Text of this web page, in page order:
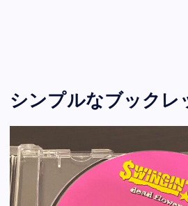
シンプルなブックレ